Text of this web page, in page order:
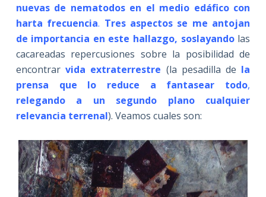
nuevas de nematodos en el medio edáfico con
harta frecuencia. Tres aspectos se me antojan
de importancia en este hallazgo, soslayandolas
cacareadas repercusiones sobre la posibilidad de
encontrarvida extraterrestre (la pesadilla de la
prensa que lo reduce a fantasear todo,
relegando a un segundo plano cualquier
relevancia terrenal). Veamos cuales son: